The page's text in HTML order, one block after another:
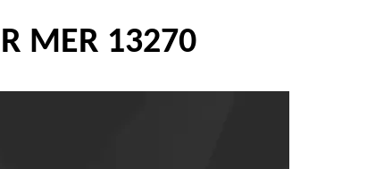
MER 13270